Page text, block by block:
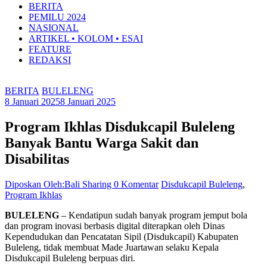
BERITA
PEMILU 2024
NASIONAL
ARTIKEL • KOLOM • ESAI
FEATURE
REDAKSI
BERITA BULELENG
8 Januari 20258 Januari 2025
Program Ikhlas Disdukcapil Buleleng
Banyak Bantu Warga Sakit dan
Disabilitas
Diposkan Oleh:Bali Sharing 0 Komentar Disdukcapil Buleleng,
Program Ikhlas
BULELENG – Kendatipun sudah banyak program jemput bola
dan program inovasi berbasis digital diterapkan oleh Dinas
Kependudukan dan Pencatatan Sipil (Disdukcapil) Kabupaten
Buleleng, tidak membuat Made Juartawan selaku Kepala
Disdukcapil Buleleng berpuas diri.